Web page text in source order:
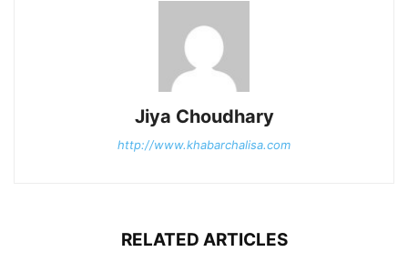
Jiya Choudhary
http://www.khabarchalisa.com
RELATED ARTICLES